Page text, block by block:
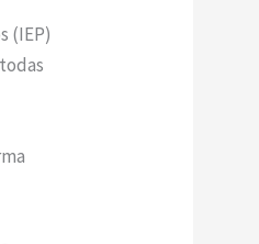
(IEP)